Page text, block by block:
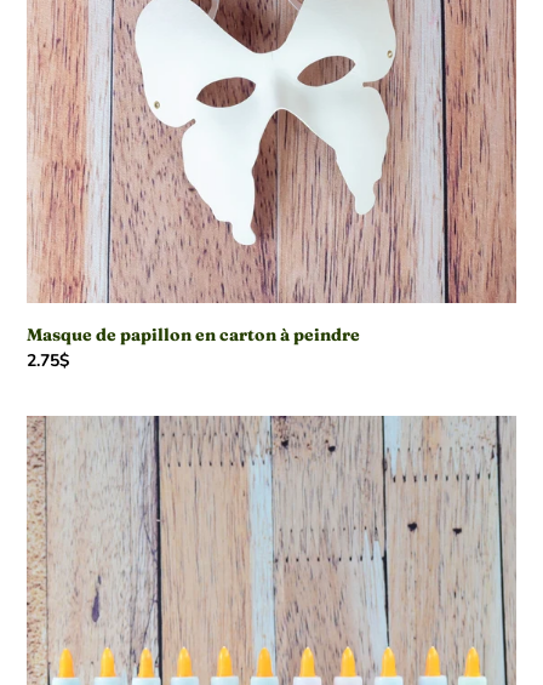
Masque de papillon en carton à peindre
Prix
2.75$
Colle
brillante
-
Plusieurs
couleurs
disponibles